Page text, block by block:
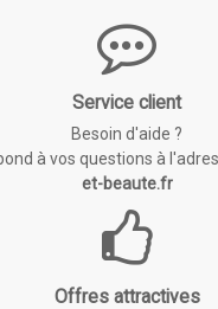
Service client
Besoin d'aide ?
à vos questions à
et-beaute.fr
Offres attractives